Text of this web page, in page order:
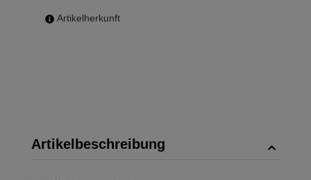
Artikelherkunft
Artikelbeschreibung